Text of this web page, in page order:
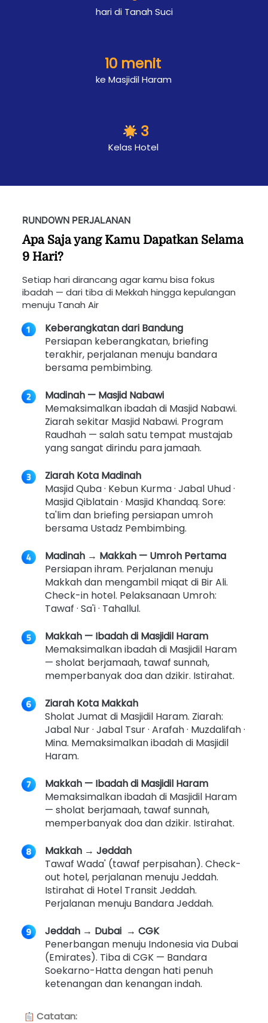
hari di Tanah Suci
10 menit
3
Kelas Hotel
RUNDOWN PERJALANAN
Apa Saja yang Kamu Dapatkan Selama
9 Hari?
Setiap hari dirancang agar kamu bisa fokus
ibadah — dari tiba di Mekkah hingga kepulangan
menuju Tanah Air
Keberangkatan dari Bandung
Persiapan keberangkatan, briefing
terakhir, perjalanan menuju bandara
bersama pembimbing.
Madinah — Masjid Nabawi
Memaksimalkan ibadah di Masjid Nabawi.
Ziarah sekitar Masjid Nabawi. Program
Raudhah — salah satu tempat mustajab
yang sangat dirindu para jamaah.
Ziarah Kota Madinah
Masjid Quba · Kebun Kurma · Jabal Uhud ·
Masjid Qiblatain · Masjid Khandaq. Sore:
ta'lim dan briefing persiapan umroh
bersama Ustadz Pembimbing.
Madinah → Makkah — Umroh Pertama
Persiapan ihram. Perjalanan menuju
Makkah dan mengambil miqat di Bir Ali.
Check-in hotel. Pelaksanaan Umroh:
Tawaf · Sa'i · Tahallul.
Makkah — Ibadah di Masjidil Haram
Memaksimalkan ibadah di Masjidil Haram
— sholat berjamaah, tawaf sunnah,
memperbanyak doa dan dzikir. Istirahat.
Ziarah Kota Makkah
Sholat Jumat di Masjidil Haram. Ziarah:
Jabal Nur · Jabal Tsur · Arafah · Muzdalifah ·
Mina. Memaksimalkan ibadah di Masjidil
Haram.
Makkah — Ibadah di Masjidil Haram
Memaksimalkan ibadah di Masjidil Haram
— sholat berjamaah, tawaf sunnah,
memperbanyak doa dan dzikir. Istirahat.
Makkah → Jeddah
Tawaf Wada' (tawaf perpisahan). Check-
out hotel, perjalanan menuju Jeddah.
Istirahat di Hotel Transit Jeddah.
Perjalanan menuju Bandara Jeddah.
Jeddah → Dubai  → CGK
Penerbangan menuju Indonesia via Dubai
(Emirates). Tiba di CGK — Bandara
Soekarno-Hatta dengan hati penuh
ketenangan dan kenangan indah.
Catatan: